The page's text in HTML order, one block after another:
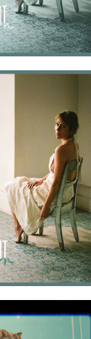
2021-08-20
2020-11-13